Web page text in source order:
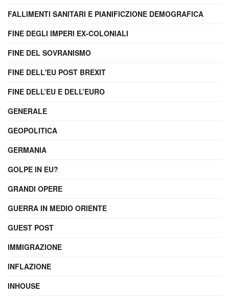
FALLIMENTI SANITARI E PIANIFICZIONE DEMOGRAFICA
FINE DEGLI IMPERI EX-COLONIALI
FINE DEL SOVRANISMO
FINE DELL'EU POST BREXIT
FINE DELL’EU E DELL’EURO
GENERALE
GEOPOLITICA
GERMANIA
GOLPE IN EU?
GRANDI OPERE
GUERRA IN MEDIO ORIENTE
GUEST POST
IMMIGRAZIONE
INFLAZIONE
INHOUSE